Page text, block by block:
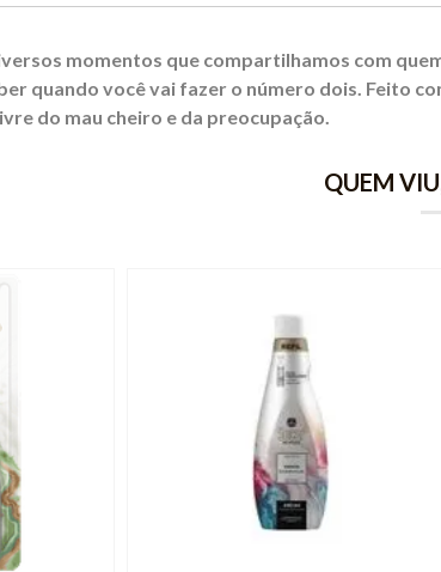
momentos que compartilhamos com
quando você vai fazer o número dois. Feito
do mau cheiro e da preocupação.
QUEM